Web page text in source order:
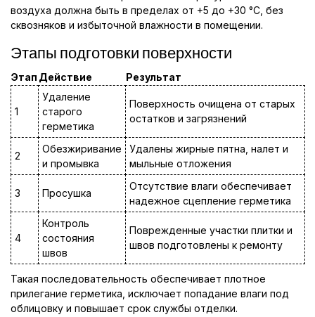
воздуха должна быть в пределах от +5 до +30 °C, без
сквозняков и избыточной влажности в помещении.
Этапы подготовки поверхности
Этап Действие Результат
1
Удаление
старого
герметика
Поверхность очищена от старых
остатков и загрязнений
2
Обезжиривание
и промывка
Удалены жирные пятна, налет и
мыльные отложения
3 Просушка
Отсутствие влаги обеспечивает
надежное сцепление герметика
4
Контроль
состояния
швов
Поврежденные участки плитки и
швов подготовлены к ремонту
Такая последовательность обеспечивает плотное
прилегание герметика, исключает попадание влаги под
облицовку и повышает срок службы отделки.